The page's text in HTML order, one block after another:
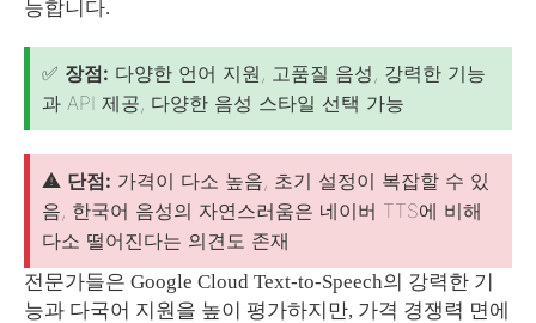
능합니다.
✅ 장점: 다양한 언어 지원, 고품질 음성, 강력한 기능
과 API 제공, 다양한 음성 스타일 선택 가능
⚠️ 단점: 가격이 다소 높음, 초기 설정이 복잡할 수 있
음, 한국어 음성의 자연스러움은 네이버 TTS에 비해
다소 떨어진다는 의견도 존재
전문가들은 Google Cloud Text-to-Speech의 강력한 기
능과 다국어 지원을 높이 평가하지만, 가격 경쟁력 면에